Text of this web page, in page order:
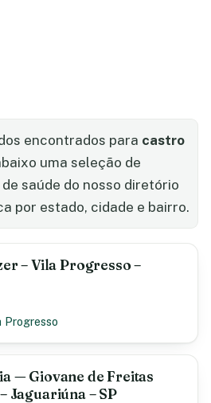
encontrados para castro
uma seleção de
saúde do nosso diretório
por estado, cidade e bairro.
– Vila Progresso –
Progresso
— Giovane de Freitas
Jaguariúna – SP